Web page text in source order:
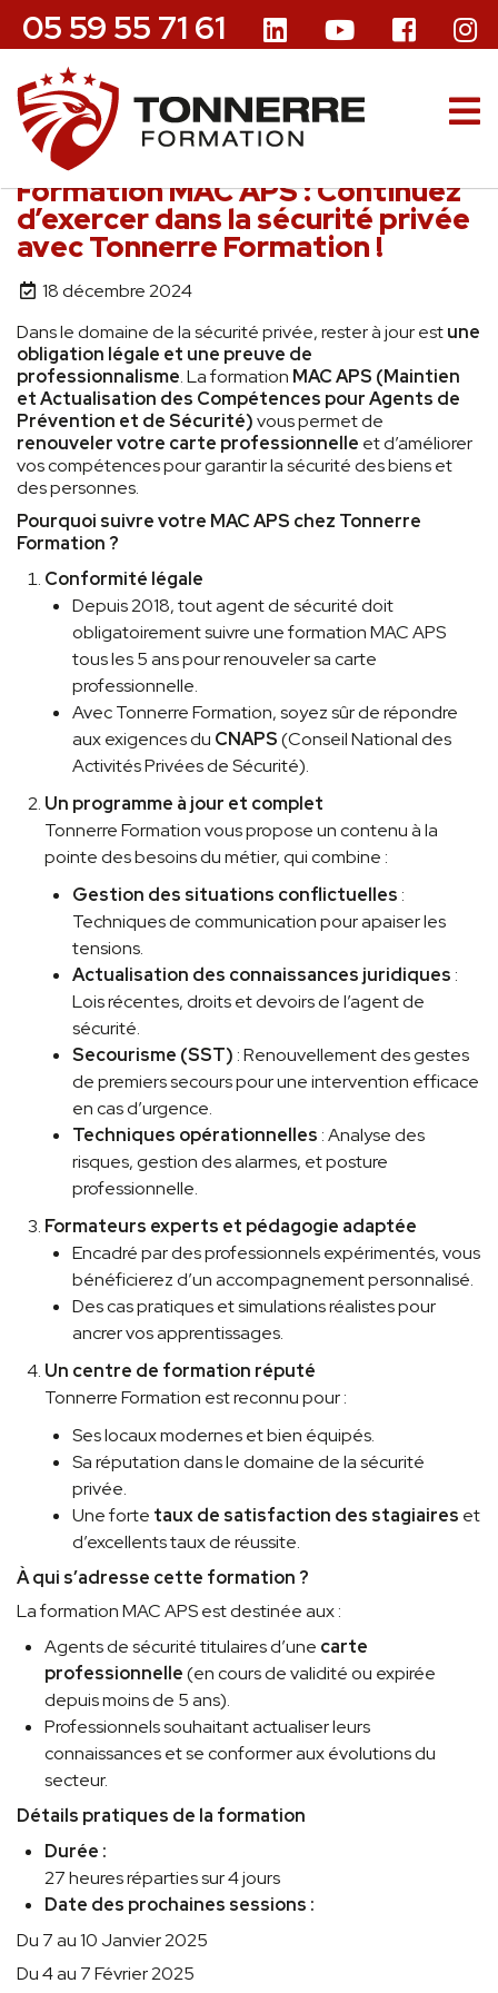
05 59 55 71 61
Formation MAC APS : Continuez
d’exercer dans la sécurité privée
avec Tonnerre Formation !
18 décembre 2024
Dans le domaine de la sécurité privée, rester à jour estune
obligation légale et une preuve de
professionnalisme. La formation MAC APS (Maintien
et Actualisation des Compétences pour Agents de
Prévention et de Sécurité)vous permet de
renouveler votre carte professionnelle et d’améliorer
vos compétences pour garantir la sécurité des biens et
des personnes.
Pourquoi suivre votre MAC APS chez Tonnerre
Formation ?
Conformité légale
Depuis 2018, tout agent de sécurité doit
obligatoirement suivre une formation MAC APS
tous les 5 ans pour renouveler sa carte
professionnelle.
Avec Tonnerre Formation, soyez sûr de répondre
aux exigences du CNAPS(Conseil National des
Activités Privées de Sécurité).
Un programme à jour et complet
Tonnerre Formation vous propose un contenu à la
pointe des besoins du métier, qui combine :
Gestion des situations conflictuelles :
Techniques de communication pour apaiser les
tensions.
Actualisation des connaissances juridiques :
Lois récentes, droits et devoirs de l’agent de
sécurité.
Secourisme (SST) : Renouvellement des gestes
de premiers secours pour une intervention efficace
en cas d’urgence.
Techniques opérationnelles : Analyse des
risques, gestion des alarmes, et posture
professionnelle.
Formateurs experts et pédagogie adaptée
Encadré par des professionnels expérimentés, vous
bénéficierez d’un accompagnement personnalisé.
Des cas pratiques et simulations réalistes pour
ancrer vos apprentissages.
Un centre de formation réputé
Tonnerre Formation est reconnu pour :
Ses locaux modernes et bien équipés.
Sa réputation dans le domaine de la sécurité
privée.
Une forte taux de satisfaction des stagiaires et
d’excellents taux de réussite.
À qui s’adresse cette formation ?
La formation MAC APS est destinée aux :
Agents de sécurité titulaires d’une carte
professionnelle(en cours de validité ou expirée
depuis moins de 5 ans).
Professionnels souhaitant actualiser leurs
connaissances et se conformer aux évolutions du
secteur.
Détails pratiques de la formation
Durée :
27 heures réparties sur 4 jours
Date des prochaines sessions :
Du 7 au 10 Janvier 2025
Du 4 au 7 Février 2025